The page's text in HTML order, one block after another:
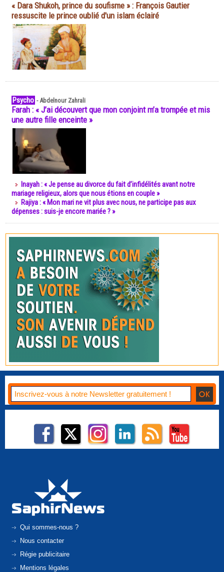
« Dara Shukoh, prince du soufisme » : François Gautier
ressuscite le prince oublié d'un islam éclairé
Psycho -Abdelnour Zahrali
Farah : « J’ai découvert que mon conjoint m’a trompée et mis
une autre fille enceinte »
Inayah : « Je pense au divorce du fait d’infidélités avant notre
mariage religieux, alors que nous étions en couple »
Rajiya : « Mon mari ne vit plus avec nous, ne participe pas aux
dépenses : suis-je encore mariée ? »
Qui sommes-nous ?
Nous contacter
Régie publicitaire
Mentions légales